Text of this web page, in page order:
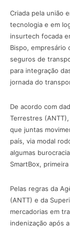
Criada pela união
tecnologia e em
insurtech focada
Bispo, empresário
seguros de
para integração
jornada do
De acordo com
Terrestres
que juntas
país, via modal
algumas
SmartBox,
Pelas regras da
(ANTT) e da
mercadorias em
indenização após